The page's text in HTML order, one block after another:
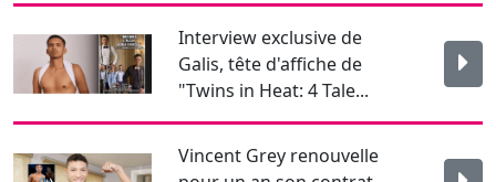
Vincent Grey renouvelle
pour un an son contrat
d’exclusivité avec ASGm...